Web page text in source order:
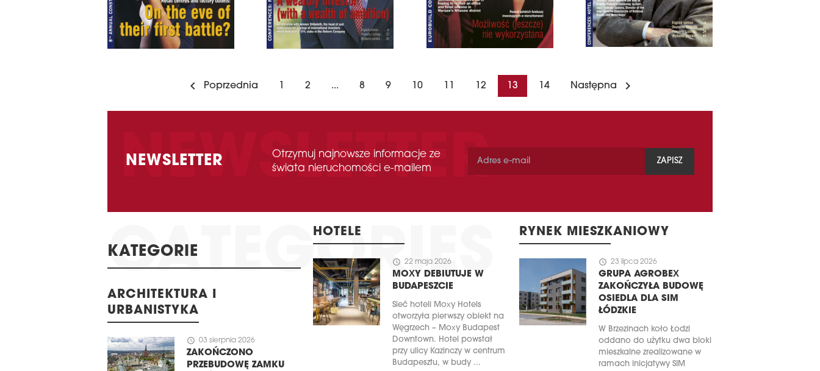
Poprzednia 2 ... 8 9 10 12 13 14 Następna
NEWSLETTER
Otrzymuj najnowsze informacje ze
świata nieruchomości e-mailem
ZAPISZ
KATEGORIE
ARCHITEKTURA I
URBANISTYKA
schedule 03 sierpnia 2026
ZAKOŃCZONO
PRZEBUDOWĘ ZAMKU
HOTELE
schedule 22 maja 2026
MOXY DEBIUTUJE W
BUDAPESZCIE
Sieć hoteli Moxy Hotels
otworzyła pierwszy obiekt na
Węgrzech – Moxy Budapest
Downtown. Hotel powstał
przy ulicy Kazinczy w centrum
Budapesztu, w budy ...
RYNEK MIESZKANIOWY
schedule 23 lipca 2026
GRUPA AGROBEX
ZAKOŃCZYŁA BUDOWĘ
OSIEDLA DLA SIM
ŁÓDZKIE
W Brzezinach koło Łodzi
oddano do użytku dwa bloki
mieszkalne zrealizowane w
ramach inicjatywy SIM